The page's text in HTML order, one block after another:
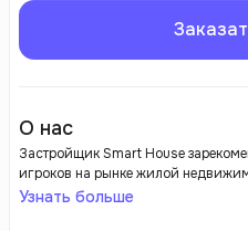
О нас
Застройщик Smart House
игроков на рынке жилой
фокусируется на создании
Узнать больше